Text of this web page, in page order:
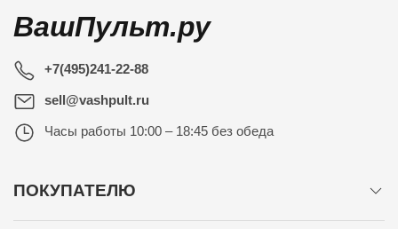
ВашПульт.ру
+7(495)241-22-88
sell@vashpult.ru
Часы работы 10:00 – 18:45 без обеда
ПОКУПАТЕЛЮ